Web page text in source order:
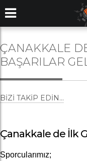
ÇANAKKALE
BAŞARILAR
BIZI TAKIP EDIN...
Çanakkale de İlk
Sporcularımız;